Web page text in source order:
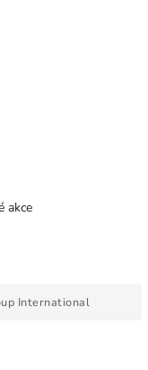
akce
International